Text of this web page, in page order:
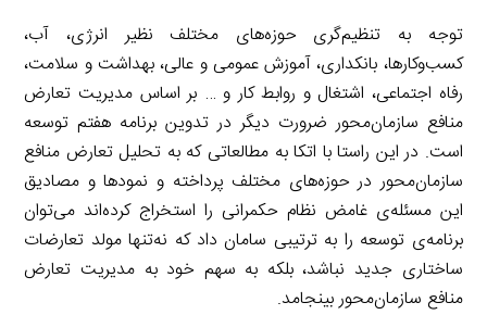
توجه به تنظیم‌گری حوزه‌های مختلف نظیر انرژی، آب،
کسب‌وکارها، بانکداری، آموزش عمومی و عالی، بهداشت و سلامت،
رفاه اجتماعی، اشتغال و روابط کار و … بر اساس مدیریت تعارض
منافع سازمان‌محور ضرورت دیگر در تدوین برنامه هفتم توسعه
است. در این راستا با اتکا به مطالعاتی که به تحلیل تعارض منافع
سازمان‌محور در حوزه‌های مختلف پرداخته و نمودها و مصادیق
این مسئله‌ی غامض نظام حکمرانی را استخراج کرده‌اند می‌توان
برنامه‌ی توسعه را به ترتیبی سامان داد که نه‌تنها مولد تعارضات
ساختاری جدید نباشد، بلکه به سهم خود به مدیریت تعارض
منافع سازمان‌محور بینجامد.